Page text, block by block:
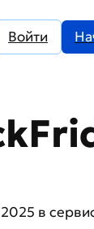
Войти
в